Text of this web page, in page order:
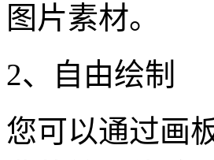
图片素材。
2、自由绘制
您可以通过画